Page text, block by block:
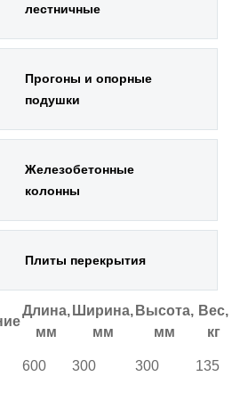
лестничные
Прогоны и опорные
подушки
Железобетонные
колонны
Плиты перекрытия
Длина,
мм
Ширина,
мм
Высота,
мм
Вес,
кг
600 300 300 135